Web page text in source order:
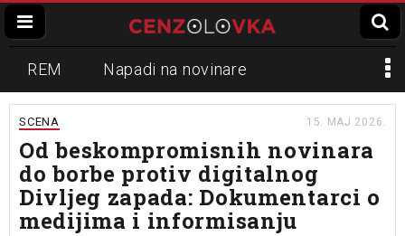
REM Napadi na novinare
Zvučni top
Propaganda Lokalni mediji
Informer Slavko Ćuruvija
SCENA 15. MAJ 2026.
Od beskompromisnih novinara
do borbe protiv digitalnog
Divljeg zapada: Dokumentarci o
medijima i informisanju